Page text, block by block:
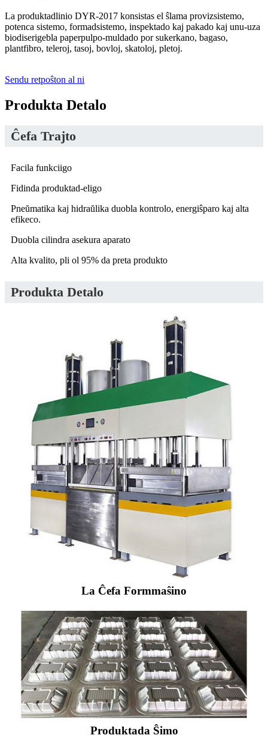
La produktadlinio DYR-2017 konsistas el ŝlama provizsistemo,
potenca sistemo, formadsistemo, inspektado kaj pakado kaj unu-uza
biodiserigebla paperpulpo-muldado por sukerkano, bagaso,
plantfibro, teleroj, tasoj, bovloj, skatoloj, pletoj.
Sendu retpoŝton al ni
Produkta Detalo
Ĉefa Trajto
Facila funkciigo
Fidinda produktad-eligo
Pneŭmatika kaj hidraŭlika duobla kontrolo, energiŝparo kaj alta
efikeco.
Duobla cilindra asekura aparato
Alta kvalito, pli ol 95% da preta produkto
Produkta Detalo
La Ĉefa Formmaŝino
Produktada Ŝimo